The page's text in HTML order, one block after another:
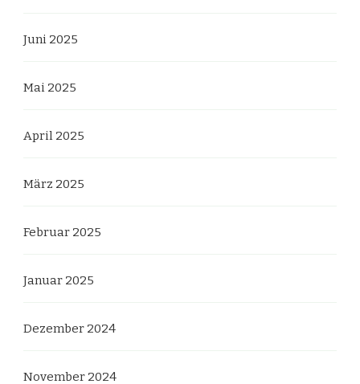
Juni 2025
Mai 2025
April 2025
März 2025
Februar 2025
Januar 2025
Dezember 2024
November 2024